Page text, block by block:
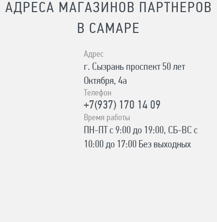
АДРЕСА МАГАЗИНОВ ПАРТНЕРОВ
В САМАРЕ
Адрес
г. Сызрань ​проспект 50 лет
Октября, 4а
Телефон
+7(937) 170 14 09
Время работы
ПН-ПТ с 9:00 до 19:00, СБ-ВС с
10:00 до 17:00 Без выходных